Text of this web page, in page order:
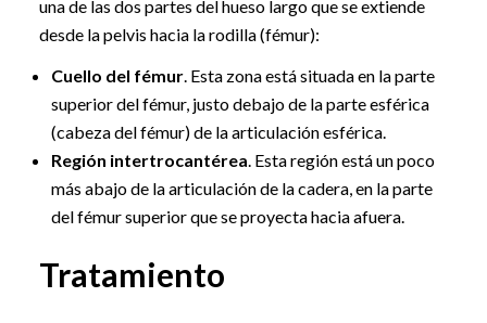
una de las dos partes del hueso largo que se extiende
desde la pelvis hacia la rodilla (fémur):
Cuello del fémur. Esta zona está situada en la parte
superior del fémur, justo debajo de la parte esférica
(cabeza del fémur) de la articulación esférica.
Región intertrocantérea. Esta región está un poco
más abajo de la articulación de la cadera, en la parte
del fémur superior que se proyecta hacia afuera.
Tratamiento